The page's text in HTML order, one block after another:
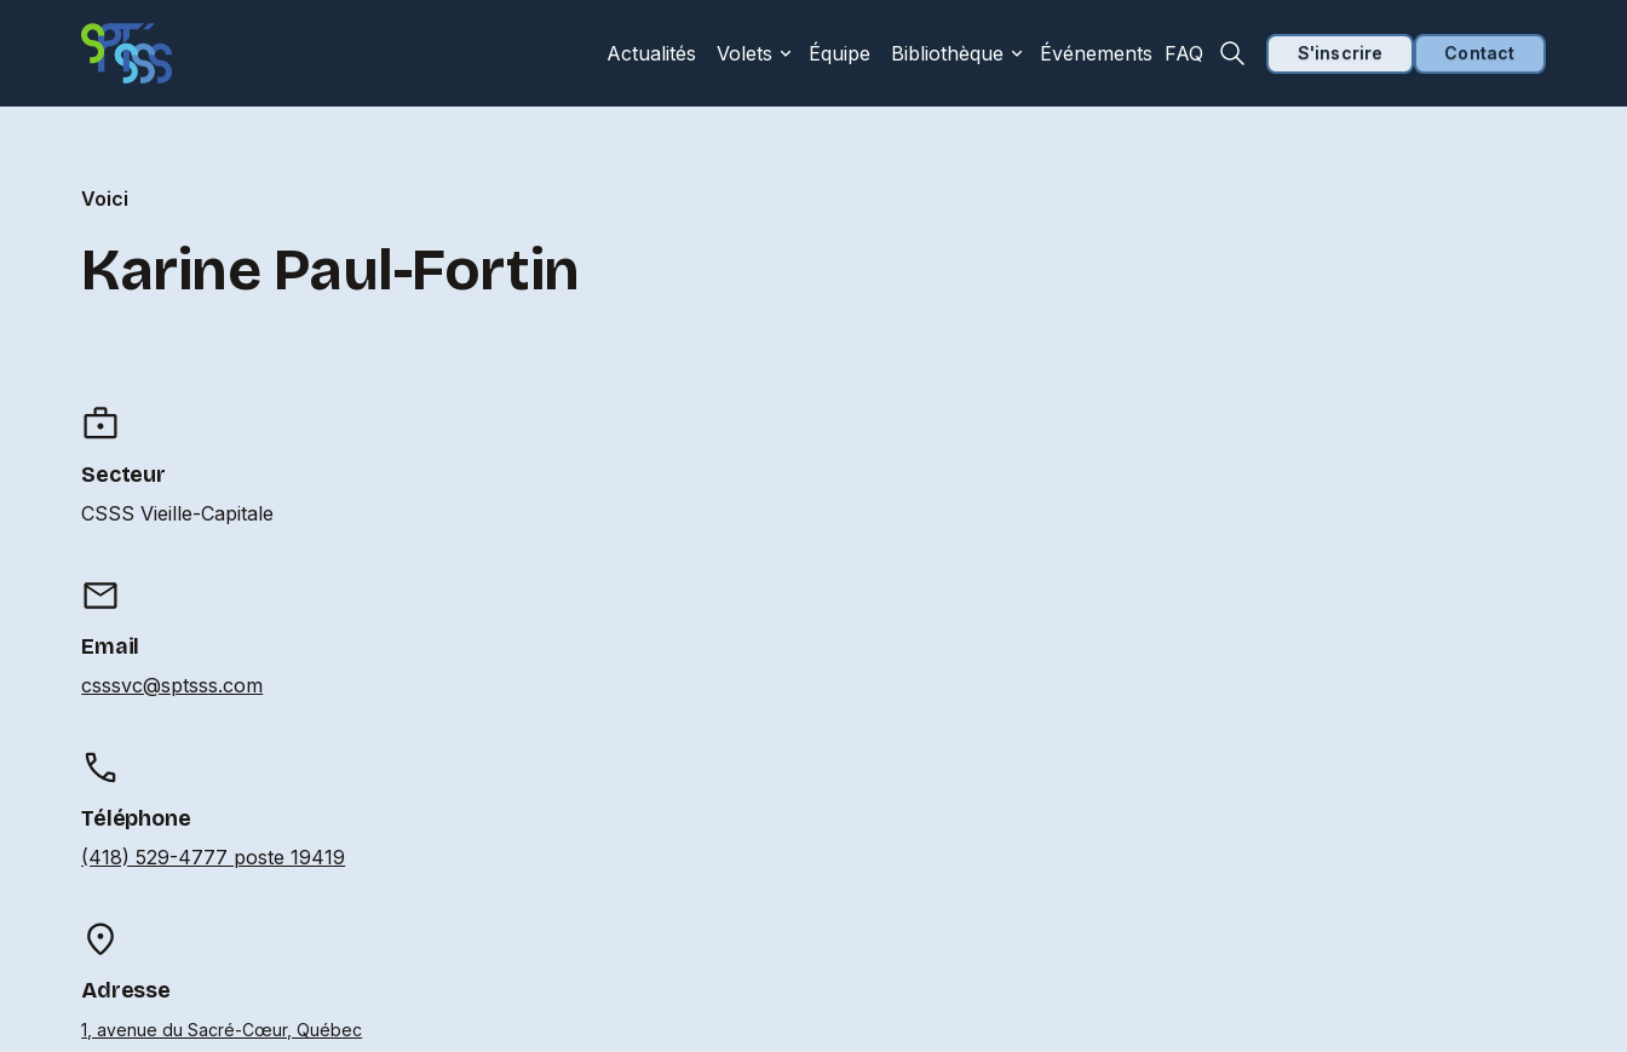
Actualités Volets Équipe Bibliothèque Événements FAQ S'inscrire Contact
Voici
Karine Paul-Fortin
Secteur
CSSS Vieille-Capitale
Email
csssvc@sptsss.com
Téléphone
(418) 529-4777 poste 19419
Adresse
1, avenue du Sacré-Cœur, Québec